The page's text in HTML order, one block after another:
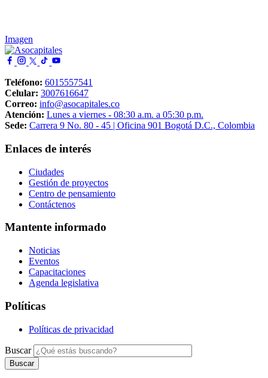
Área
Sostenibilidad Financiera y Cooperación Internacional
Compartir:
Ver documento
Imagen
Teléfono: 6015557541
Celular: 3007616647
Correo: info@asocapitales.co
Atención: Lunes a viernes - 08:30 a.m. a 05:30 p.m.
Sede: Carrera 9 No. 80 - 45 | Oficina 901 Bogotá D.C., Colombia
Enlaces de interés
Ciudades
Gestión de proyectos
Centro de pensamiento
Contáctenos
Mantente informado
Noticias
Eventos
Capacitaciones
Agenda legislativa
Políticas
Políticas de privacidad
Buscar